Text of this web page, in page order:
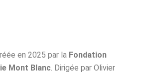
en 2025 par la Fondation
Mont Blanc . Dirigée par Olivier